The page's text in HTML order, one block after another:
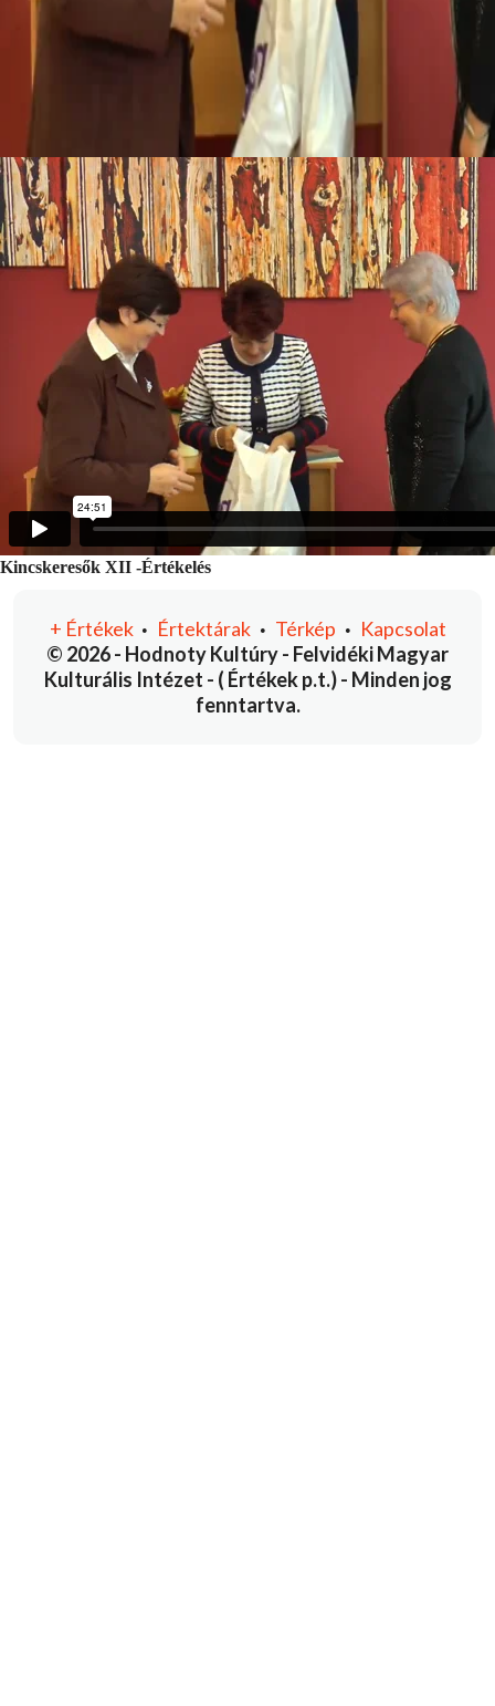
Kincskeresők XII -Értékelés
© 2026 - Hodnoty Kultúry - Felvidéki Magyar
Kulturális Intézet - ( Értékek p.t.) - Minden jog
fenntartva.
+ Értékek • Értektárak• Térkép • Kapcsolat